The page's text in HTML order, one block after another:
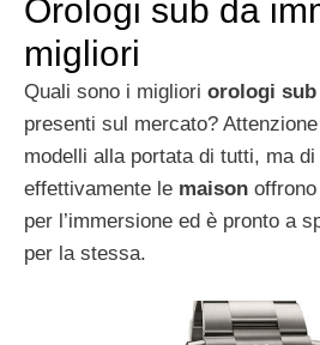
Orologi sub da
migliori
Quali sono i migliori orologi
presenti sul mercato?
modelli alla portata di tutti, ma
effettivamente le maison
per l’immersione ed è pronto a
per la stessa.